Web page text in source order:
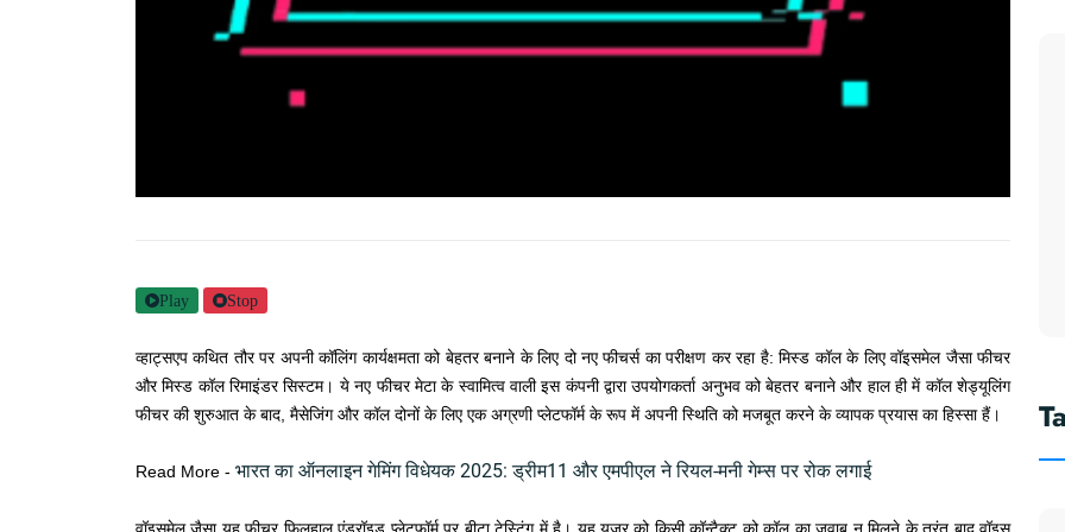
Play Stop
व्हाट्सएप कथित तौर पर अपनी कॉलिंग कार्यक्षमता को बेहतर बनाने के लिए दो नए फीचर्स का परीक्षण कर रहा है: मिस्ड कॉल के लिए वॉइसमेल जैसा फीचर
और मिस्ड कॉल रिमाइंडर सिस्टम। ये नए फीचर मेटा के स्वामित्व वाली इस कंपनी द्वारा उपयोगकर्ता अनुभव को बेहतर बनाने और हाल ही में कॉल शेड्यूलिंग
फीचर की शुरुआत के बाद, मैसेजिंग और कॉल दोनों के लिए एक अग्रणी प्लेटफॉर्म के रूप में अपनी स्थिति को मजबूत करने के व्यापक प्रयास का हिस्सा हैं।
Read More - भारत का ऑनलाइन गेमिंग विधेयक 2025: ड्रीम11 और एमपीएल ने रियल-मनी गेम्स पर रोक लगाई
वॉइसमेल जैसा यह फीचर फिलहाल एंड्रॉइड प्लेटफॉर्म पर बीटा टेस्टिंग में है। यह यूजर को किसी कॉन्टैक्ट को कॉल का जवाब न मिलने के तुरंत बाद वॉइस